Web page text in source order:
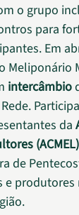
o grupo
para
Em
Meliponário
intercâmbio
da
(ACMEL)
de
produtores